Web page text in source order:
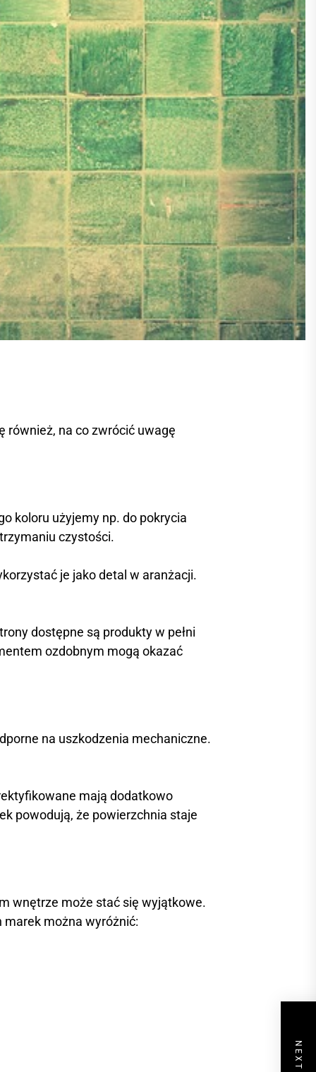
również, na co zwrócić uwagę
koloru użyjemy np. do pokrycia
czystości.
je jako detal w aranżacji.
dostępne są produkty w pełni
ozdobnym mogą okazać
na uszkodzenia mechaniczne.
mają dodatkowo
powodują, że powierzchnia staje
wnętrze może stać się wyjątkowe.
można wyróżnić: